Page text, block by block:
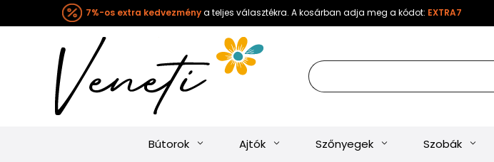
7%-os extra kedvezménya teljes választékra. A kosárban adja meg a kódot: EXTRA7
Bútorok Ajtók Szőnyegek Szobák